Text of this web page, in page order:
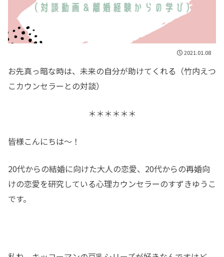
2021.01.08
お先真っ暗な時は、未来の自分が助けてくれる（竹内えつ
こカウンセラーとの対談）
＊＊＊＊＊＊
皆様こんにちは～！
20代からの結婚に向けた大人の恋愛、20代からの再婚向
けの恋愛を研究している心理カウンセラーのすずきゆうこ
です。